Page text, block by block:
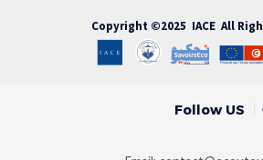
Copyright ©2025 IACE All
Follow US